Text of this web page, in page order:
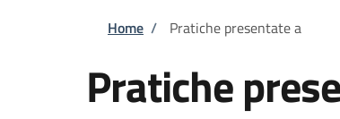
Briciole di pane
Home / Pratiche presentate a
Pratiche